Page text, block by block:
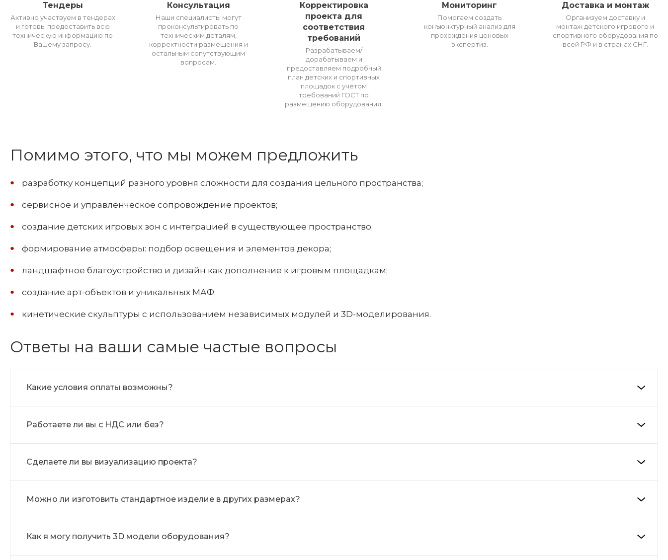
Тендеры
Активно участвуем в тендерах
и готовы предоставить всю
техническую информацию по
Вашему запросу.
Консультация
Наши специалисты могут
проконсультировать по
техническим деталям,
корректности размещения и
остальным сопутствующим
вопросам.
Корректировка
проекта для
соответствия
требований
Разрабатываем/
дорабатываем и
предоставляем подробный
план детских и спортивных
площадок с учётом
требований ГОСТ по
размещению оборудования.
Мониторинг
Помогаем создать
конъюнктурный анализ для
прохождения ценовых
экспертиз.
Доставка и монтаж
Организуем доставку и
монтаж детского игрового и
спортивного оборудования по
всей РФ и в странах СНГ.
Помимо этого, что мы можем предложить
разработку концепций разного уровня сложности для создания цельного пространства;
сервисное и управленческое сопровождение проектов;
создание детских игровых зон с интеграцией в существующее пространство;
формирование атмосферы: подбор освещения и элементов декора;
ландшафтное благоустройство и дизайн как дополнение к игровым площадкам;
создание арт-объектов и уникальных МАФ;
кинетические скульптуры с использованием независимых модулей и 3D-моделирования.
Ответы на ваши самые частые вопросы
Какие условия оплаты возможны?
Работаете ли вы с НДС или без?
Сделаете ли вы визуализацию проекта?
Можно ли изготовить стандартное изделие в других размерах?
Как я могу получить 3D модели оборудования?